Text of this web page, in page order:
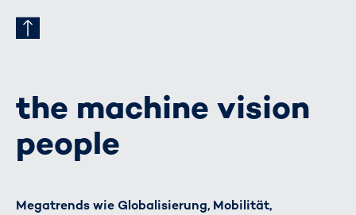
the machine vision
people
Megatrends wie Globalisierung, Mobilität,